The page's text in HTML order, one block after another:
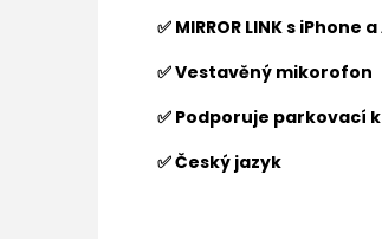
✅ MIRROR LINK s
✅ Vestavěný mikorofon
✅ Podporuje parkovací
✅ Český jazyk